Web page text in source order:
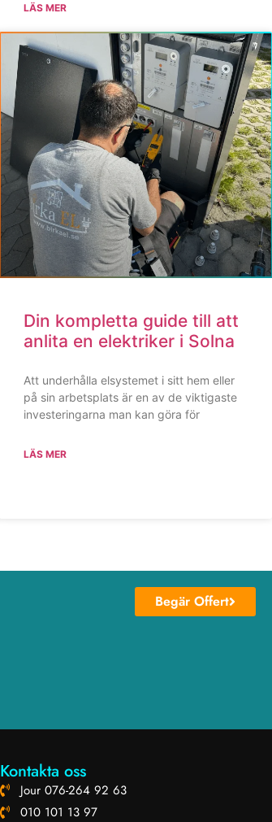
LÄS MER
Din kompletta guide till att
anlita en elektriker i Solna
Att underhålla elsystemet i sitt hem eller
på sin arbetsplats är en av de viktigaste
investeringarna man kan göra för
LÄS MER
Begär Offert
Kontakta oss
Jour 076-264 92 63
010 101 13 97